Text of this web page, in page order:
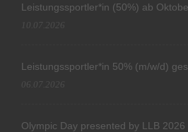
Leistungssportler*in (50%) ab
10.07.2026
Leistungssportler*in 50% (m/w/d)
06.07.2026
Olympic Day presented by LLB